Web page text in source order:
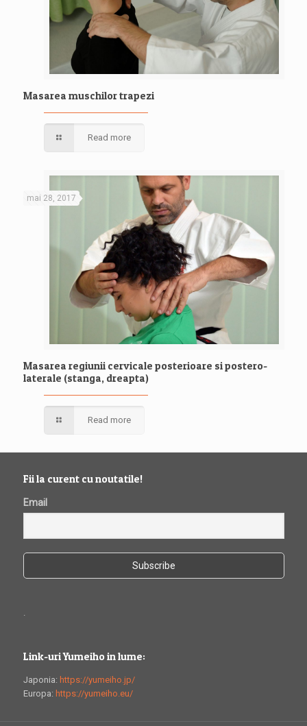
Masarea muschilor trapezi
Read more
mai 28, 2017
Masarea regiunii cervicale posterioare si postero-
laterale (stanga, dreapta)
Read more
Fii la curent cu noutatile!
Email
.
Link-uri Yumeiho in lume:
Japonia: https://yumeiho.jp/
Europa: https://yumeiho.eu/